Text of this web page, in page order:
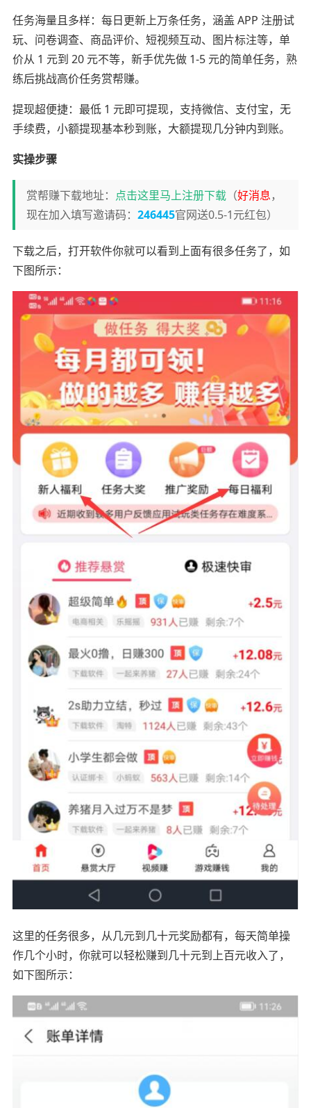
任务海量且多样：每日更新上万条任务，涵盖 APP 注册试
玩、问卷调查、商品评价、短视频互动、图片标注等，单
价从 1 元到 20 元不等，新手优先做 1-5 元的简单任务，熟
练后挑战高价任务赏帮赚。
提现超便捷：最低 1 元即可提现，支持微信、支付宝，无
手续费，小额提现基本秒到账，大额提现几分钟内到账。
实操步骤
赏帮赚下载地址： 点击这里马上注册下载（好消息，
现在加入填写邀请码： 246445官网送0.5-1元红包）
下载之后，打开软件你就可以看到上面有很多任务了，如
下图所示：
这里的任务很多，从几元到几十元奖励都有，每天简单操
作几个小时，你就可以轻松赚到几十元到上百元收入了，
如下图所示：